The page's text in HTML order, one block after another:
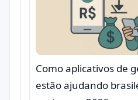
Como aplicativos de
estão ajudando